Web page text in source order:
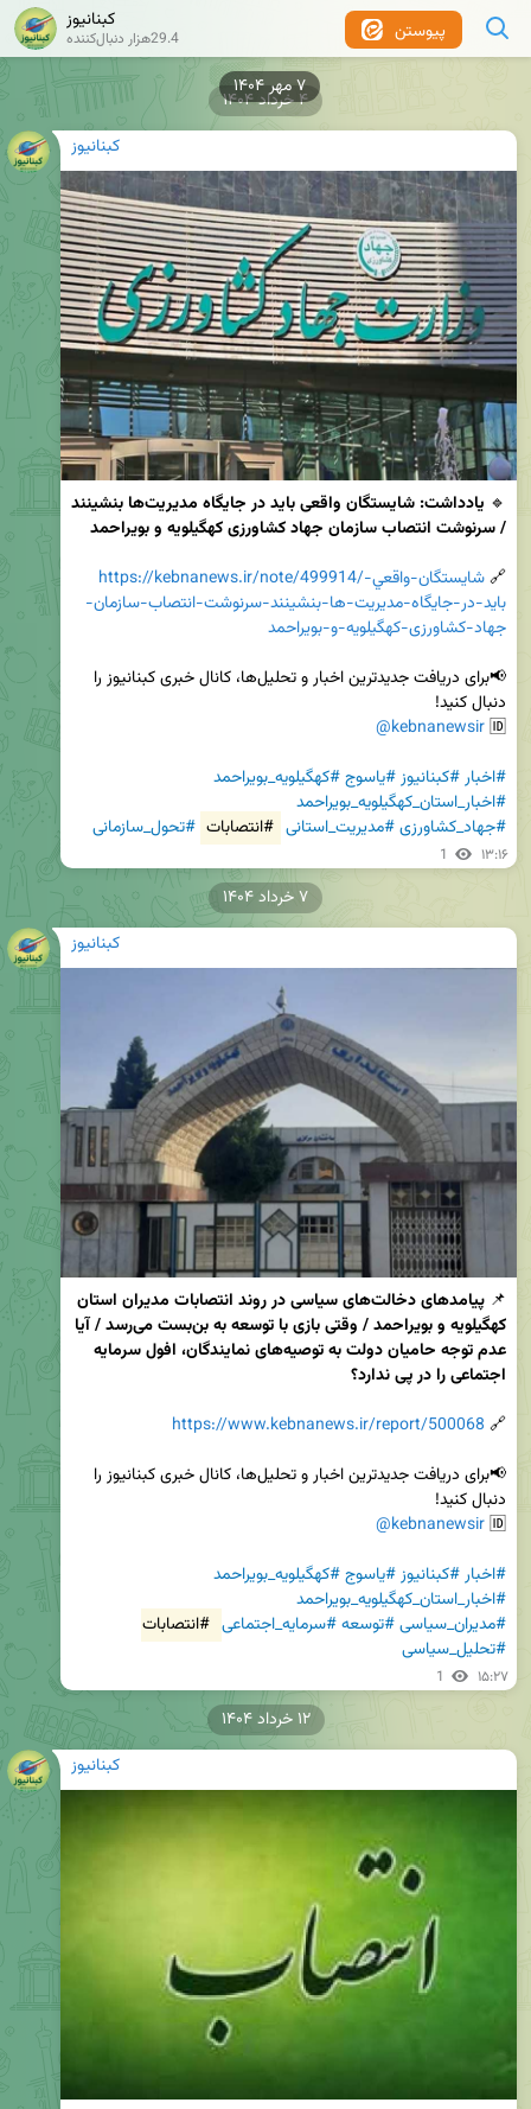
پیوستن کبنانیوز
29.4هزار دنبال‌کننده
کبنانیوز
🔹
/ سرنوشت انتصاب سازمان جهاد کشاورزی کهگیلویه و بویراحمد
🔗
https://kebnanews.ir/note/499914/شایستگان-واقعي-
بايد-در-جایگاه-مدیریت-ها-بنشینند-سرنوشت-انتصاب-سازمان-
جهاد-کشاورزی-کهگیلویه-و-بویراحمد
🆔
@kebnanewsir
#اخبار#کبنانیوز#یاسوج#کهگیلویه_بویراحمد
#اخبار_استان_کهگیلویه_بویراحمد
#جهاد_کشاورزی#مدیریت_استانی #انتصابات #تحول_سازمانی
1 ۱۳:۱۶
۴ خرداد ۱۴۰۴
کبنانیوز
📌
اجتماعی را در پی ندارد؟
🔗
https://www.kebnanews.ir/report/500068
🆔
@kebnanewsir
#اخبار#کبنانیوز#یاسوج#کهگیلویه_بویراحمد
#اخبار_استان_کهگیلویه_بویراحمد
#مدیران_سیاسی#توسعه#سرمایه_اجتماعی #انتصابات
#تحلیل_سیاسی
1 ۱۵:۲۷
۷ خرداد ۱۴۰۴
کبنانیوز
۱۲ خرداد ۱۴۰۴